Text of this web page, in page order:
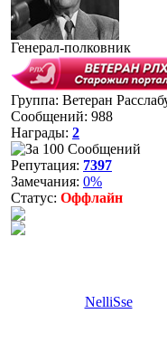
Генерал-полковник
Группа: Ветеран
Сообщений: 988
Награды: 2
Репутация: 7397
Замечания: 0%
Статус: Оффлайн
NelliSse